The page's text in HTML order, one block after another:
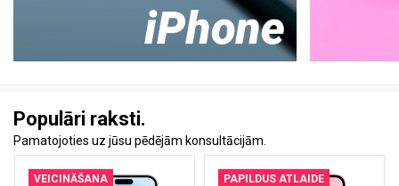
Populāri raksti.
Pamatojoties uz jūsu pēdējām konsultācijām.
VEICINĀŠANA PAPILDUS ATLAIDE